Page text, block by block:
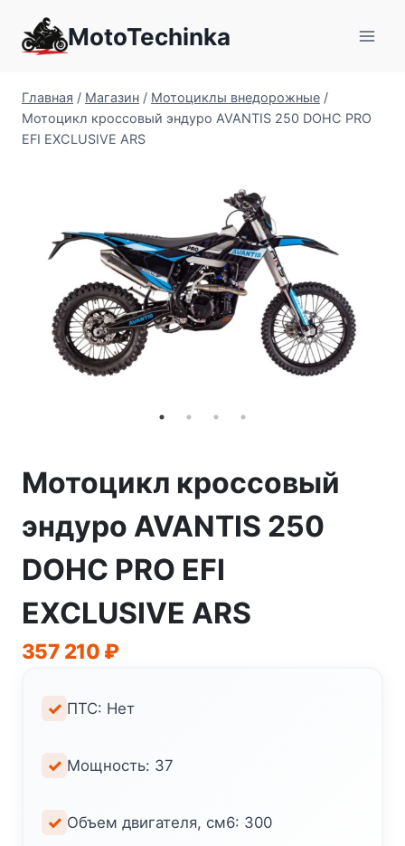
содержимому
MotoTechinka
Главная / Магазин / Мотоциклы внедорожные /
Мотоцикл кроссовый эндуро AVANTIS 250 DOHC PRO
EFI EXCLUSIVE ARS
Мотоцикл кроссовый
эндуро AVANTIS 250
DOHC PRO EFI
EXCLUSIVE ARS
357 210 ₽
ПТС: Нет
Мощность: 37
Объем двигателя, см6: 300